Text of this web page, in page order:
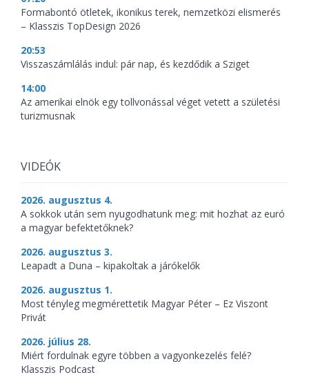
Formabontó ötletek, ikonikus terek, nemzetközi elismerés
– Klasszis TopDesign 2026
20:53
Visszaszámlálás indul: pár nap, és kezdődik a Sziget
14:00
Az amerikai elnök egy tollvonással véget vetett a születési
turizmusnak
VIDEÓK
2026. augusztus 4.
A sokkok után sem nyugodhatunk meg: mit hozhat az euró
a magyar befektetőknek?
2026. augusztus 3.
Leapadt a Duna – kipakoltak a járókelők
2026. augusztus 1.
Most tényleg megmérettetik Magyar Péter – Ez Viszont
Privát
2026. július 28.
Miért fordulnak egyre többen a vagyonkezelés felé?
Klasszis Podcast